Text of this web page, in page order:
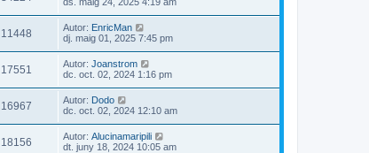
11448 Autor: EnricMan
dj. maig 01, 2025 7:45 pm
17551 Autor: Joanstrom
dc. oct. 02, 2024 1:16 pm
16967 Autor: Dodo
dc. oct. 02, 2024 12:10 am
18156 Autor: Alucinamaripili
dt. juny 18, 2024 10:05 am